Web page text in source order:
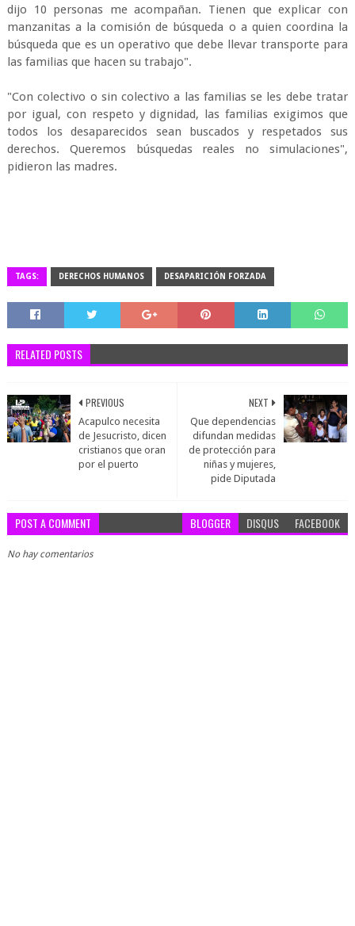
dijo 10 personas me acompañan. Tienen que explicar con
manzanitas a la comisión de búsqueda o a quien coordina la
búsqueda que es un operativo que debe llevar transporte para
las familias que hacen su trabajo".
"Con colectivo o sin colectivo a las familias se les debe tratar
por igual, con respeto y dignidad, las familias exigimos que
todos los desaparecidos sean buscados y respetados sus
derechos. Queremos búsquedas reales no simulaciones",
pidieron las madres.
TAGS: DERECHOS HUMANOS DESAPARICIÓN FORZADA
RELATED POSTS
NEXT
Que dependencias
difundan medidas
de protección para
niñas y mujeres,
pide Diputada
PREVIOUS
Acapulco necesita
de Jesucristo, dicen
cristianos que oran
por el puerto
POST A COMMENT BLOGGER DISQUS FACEBOOK
No hay comentarios